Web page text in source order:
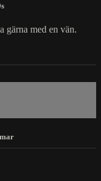
gärna med en vän.